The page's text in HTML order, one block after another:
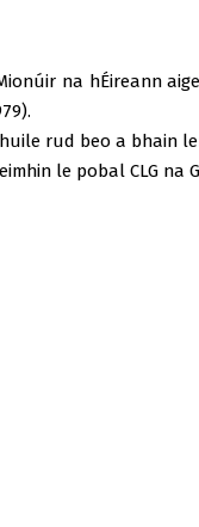
na hÉireann
rud beo a bhain
le pobal CLG na